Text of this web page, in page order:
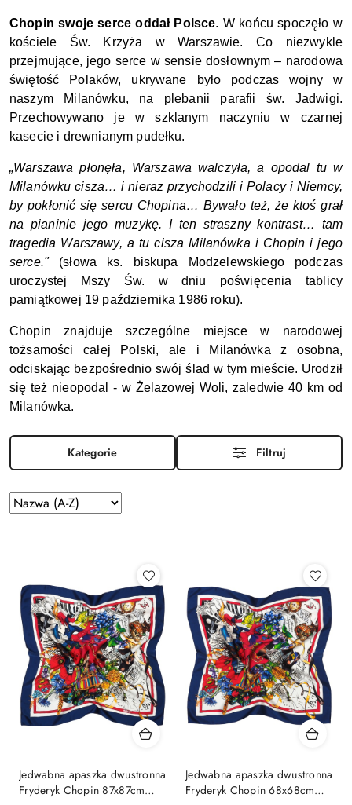
Chopin swoje serce oddał Polsce. W końcu spoczęło w
kościele Św. Krzyża w Warszawie. Co niezwykle
przejmujące, jego serce w sensie dosłownym – narodowa
świętość Polaków, ukrywane było podczas wojny w
naszym Milanówku, na plebanii parafii św. Jadwigi.
Przechowywano je w szklanym naczyniu w czarnej
kasecie i drewnianym pudełku.
„Warszawa płonęła, Warszawa walczyła, a opodal tu w
Milanówku cisza… i nieraz przychodzili i Polacy i Niemcy,
by pokłonić się sercu Chopina… Bywało też, że ktoś grał
na pianinie jego muzykę. I ten straszny kontrast… tam
tragedia Warszawy, a tu cisza Milanówka i Chopin i jego
serce."(słowa ks. biskupa Modzelewskiego podczas
uroczystej Mszy Św. w dniu poświęcenia tablicy
pamiątkowej 19 października 1986 roku).
Chopin znajduje szczególne miejsce w narodowej
tożsamości całej Polski, ale i Milanówka z osobna,
odciskając bezpośrednio swój ślad w tym mieście. Urodził
się też nieopodal - w Żelazowej Woli, zaledwie 40 km od
Milanówka.
Kategorie Filtruj
Sortuj
według
Jedwabna apaszka dwustronna
Fryderyk Chopin 87x87cm
Jedwabna apaszka dwustronna
Fryderyk Chopin 68x68cm